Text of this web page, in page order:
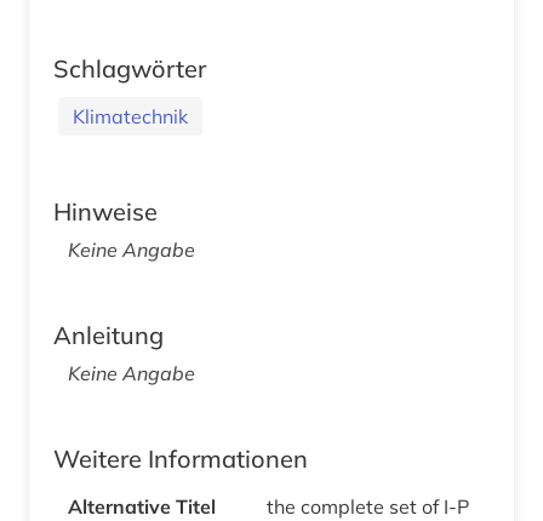
Schlagwörter
Klimatechnik
Hinweise
Keine Angabe
Anleitung
Keine Angabe
Weitere Informationen
Alternative Titel
the complete set of I-P